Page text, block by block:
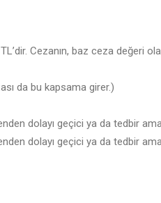
Cezanın, baz ceza değeri
da bu kapsama girer.)
dolayı geçici ya da tedbir
dolayı geçici ya da tedbir